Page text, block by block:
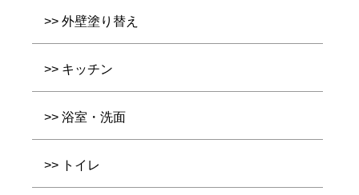
外壁塗り替え
キッチン
浴室・洗面
トイレ